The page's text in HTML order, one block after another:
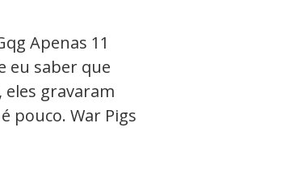
Apenas 11
eu saber que
gravaram
pouco. War Pigs